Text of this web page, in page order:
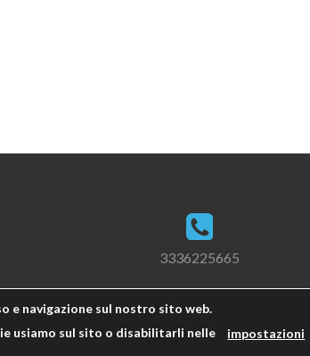
3336225665
e navigazione sul nostro sito web.
usiamo sul sito o disabilitarli nelle
impostazioni